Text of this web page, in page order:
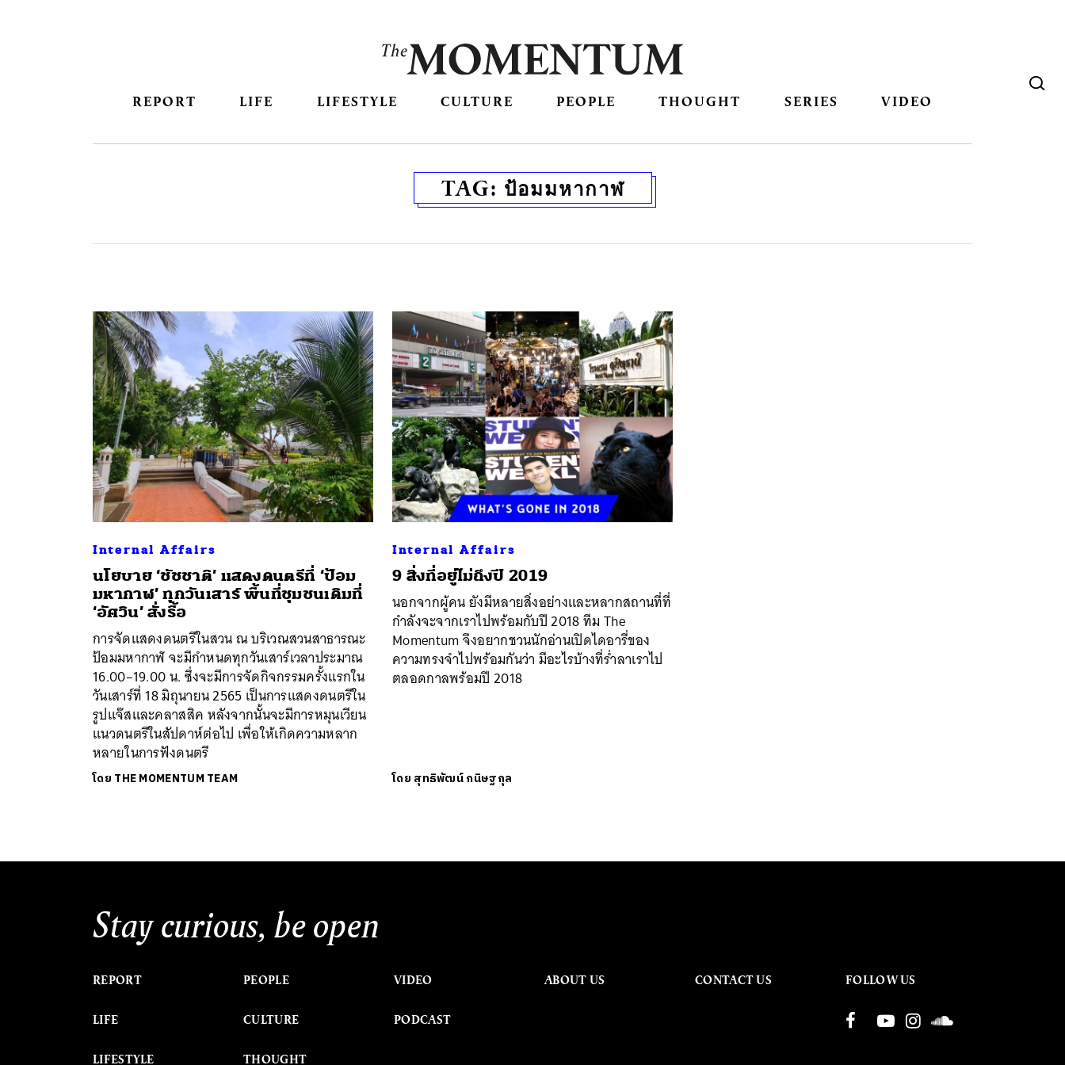
REPORT LIFE LIFESTYLE CULTURE PEOPLE THOUGHT SERIES VIDEO
TAG: ป้อมมหากาฬ
Internal Affairs
นโยบาย ‘ชัชชาติ’ แสดงดนตรีที่ ‘ป้อม
มหากาฬ’ ทุกวันเสาร์ พื้นที่ชุมชนเดิมที่
‘อัศวิน’ สั่งรื้อ
การจัดแสดงดนตรีในสวน ณ บริเวณสวนสาธารณะ
ป้อมมหากาฬ จะมีกำหนดทุกวันเสาร์เวลาประมาณ
16.00–19.00 น. ซึ่งจะมีการจัดกิจกรรมครั้งแรกใน
วันเสาร์ที่ 18 มิถุนายน 2565 เป็นการแสดงดนตรีใน
รูปแจ๊สและคลาสสิค หลังจากนั้นจะมีการหมุนเวียน
แนวดนตรีในสัปดาห์ต่อไป เพื่อให้เกิดความหลาก
หลายในการฟังดนตรี
โดย THE MOMENTUM TEAM
Internal Affairs
9 สิ่งที่อยู่ไม่ถึงปี 2019
นอกจากผู้คน ยังมีหลายสิ่งอย่างและหลากสถานที่ที่
กำลังจะจากเราไปพร้อมกับปี 2018 ทีม The
Momentum จึงอยากชวนนักอ่านเปิดไดอารี่ของ
ความทรงจำไปพร้อมกันว่า มีอะไรบ้างที่ร่ำลาเราไป
ตลอดกาลพร้อมปี 2018
โดย สุทธิพัฒน์ กนิษฐกุล
Stay curious, be open
REPORT
LIFE
LIFESTYLE
PEOPLE
CULTURE
THOUGHT
VIDEO
PODCAST
ABOUT US CONTACT US FOLLOW US
SHARE TWEET LINE EMAIL